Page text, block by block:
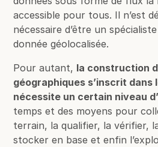
accessible pour tous. Il n’est
nécessaire d’être un
donnée géolocalisée.
Pour autant, la construction
géographiques s’inscrit dans
nécessite un certain niveau
temps et des moyens pour
terrain, la qualifier, la vérifier,
stocker en base et enfin